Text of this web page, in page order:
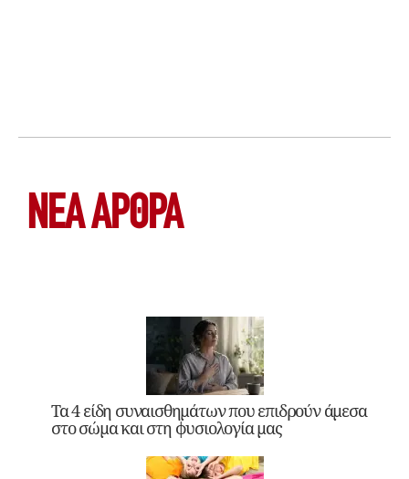
ΝΕΑ ΆΡΘΡΑ
Τα 4 είδη συναισθημάτων που επιδρούν άμεσα
στο σώμα και στη φυσιολογία μας